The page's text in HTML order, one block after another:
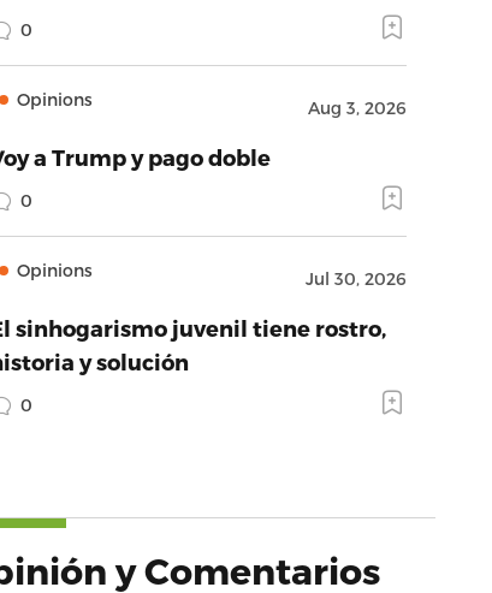
0
Opinions Aug 3, 2026
a Trump y pago doble
0
Opinions Jul 30, 2026
sinhogarismo juvenil tiene rostro,
y solución
0
y Comentarios